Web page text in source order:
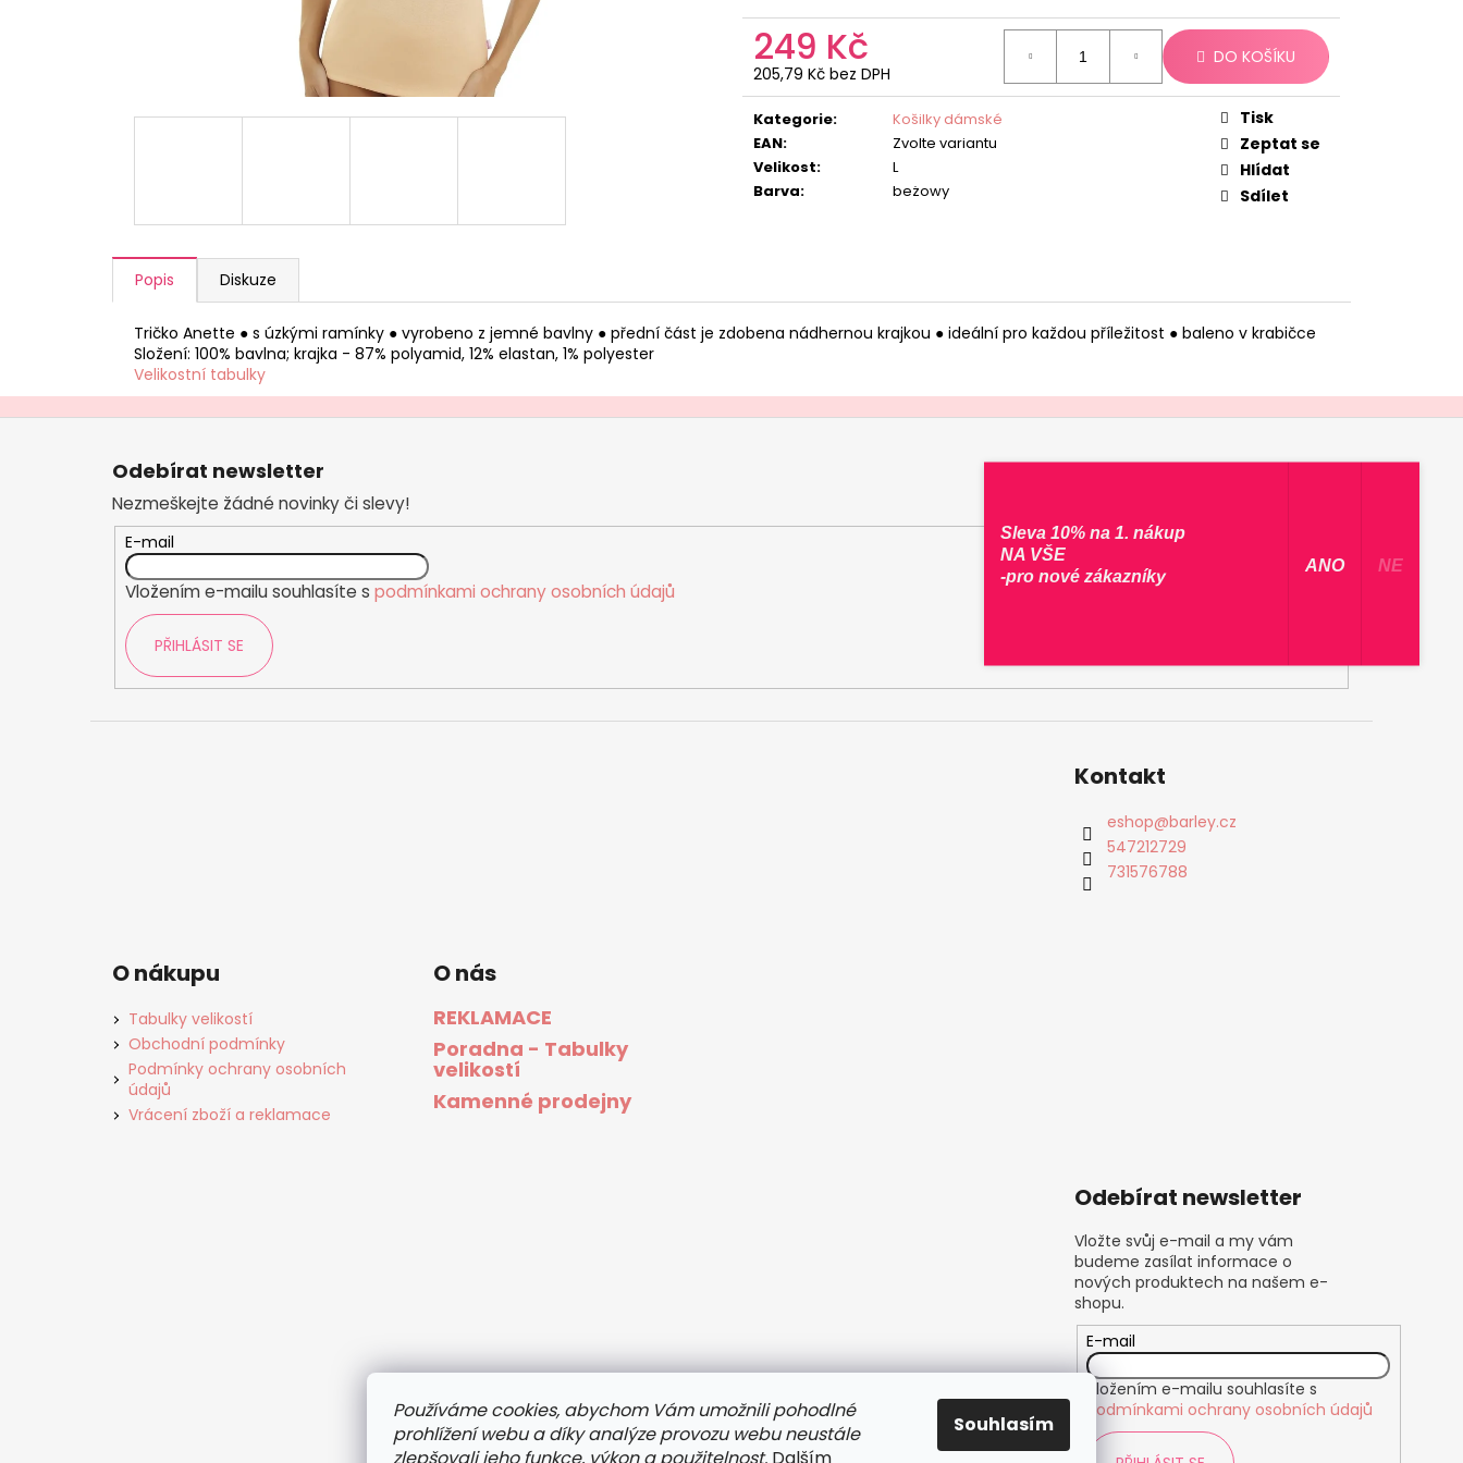
Používáme cookies, abychom Vám umožnili pohodlné
prohlížení webu a díky analýze provozu webu neustále
Souhlasím
249 Kč
205,79 Kč bez DPH
Měrná
cena:
DO KOŠÍKU
Kategorie:
Košilky dámské
EAN:
Zvolte variantu
Velikost:
L
Barva: beżowy
Tisk
Zeptat se
Hlídat
Sdílet
Popis Diskuze
Tričko Anette ● s úzkými ramínky ● vyrobeno z jemné bavlny ● přední část je zdobena nádhernou krajkou ● ideální pro každou příležitost ● baleno v krabičce
Složení: 100% bavlna; krajka - 87% polyamid, 12% elastan, 1% polyester
Velikostní tabulky
HLEDAT
p
o
Z
Odebírat newsletter
Nezmeškejte žádné novinky či slevy!
E-mail
Vložením e-mailu souhlasíte s podmínkami ochrany osobních údajů
PŘIHLÁSIT SE
Kontakt
eshop@barley.cz
547212729
731576788
O nákupu
Tabulky velikostí
Obchodní podmínky
Podmínky ochrany osobních
údajů
Vrácení zboží a reklamace
O nás
REKLAMACE
Poradna - Tabulky
velikostí
Kamenné prodejny
Odebírat newsletter
Vložte svůj e-mail a my vám
budeme zasílat informace o
nových produktech na našem e-
shopu.
E-mail
Vložením e-mailu souhlasíte s
podmínkami ochrany osobních údajů
Sleva 10% na 1. nákup
NA VŠE
-pro nové zákazníky
​ ANO ​ NE